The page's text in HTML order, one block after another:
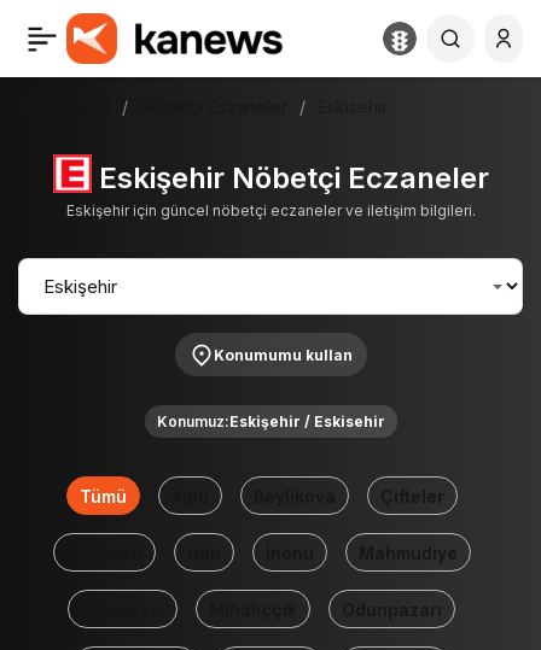
Eskişehir Nöbetçi Eczaneler
Eskişehir için güncel nöbetçi eczaneler ve iletişim bilgileri.
Konumumu kullan
Konumuz:Eskişehir / Eskisehir
Tümü
Mahmudiye